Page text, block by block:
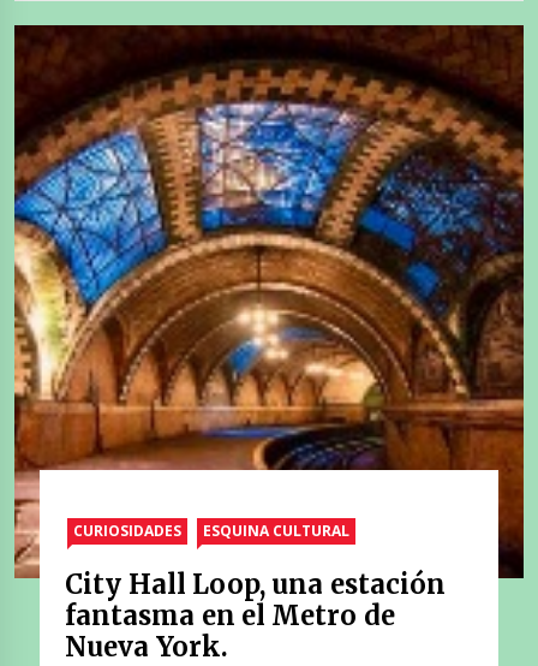
CURIOSIDADES ESQUINA CULTURAL
City Hall Loop, una estación
fantasma en el Metro de
Nueva York.